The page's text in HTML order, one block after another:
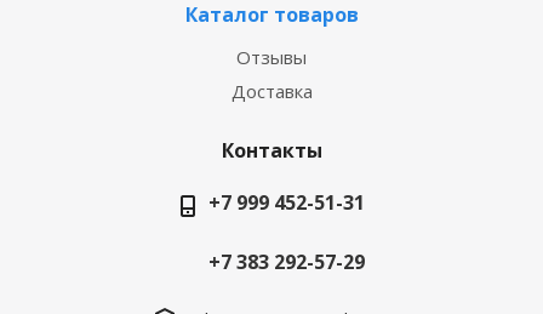
Каталог товаров
Отзывы
Доставка
Контакты
+7 999 452-51-31
+7 383 292-57-29